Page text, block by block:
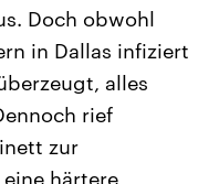
Aktuelle Beiträge,
Hintergründe
Wirtschaftlich und
gehören die Vereinigten
mit großem Einfluss auf
Doch obwohl
in Dallas infiziert
alles
rief
zur
härtere